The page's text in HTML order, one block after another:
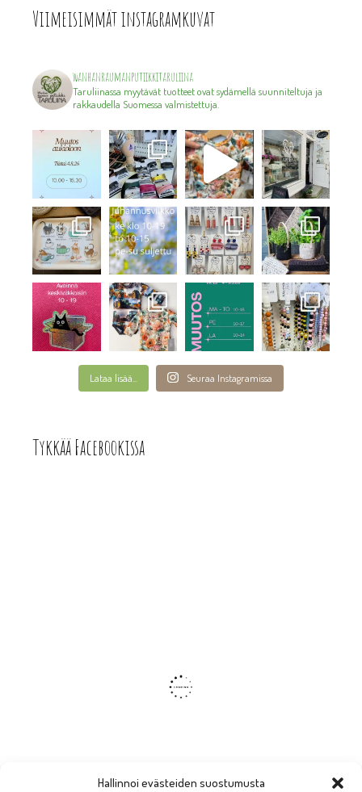
Hallinnoi evästeiden suostumusta
Viimeisimmät instagramkuvat
wanhanraumanputiikkitaruliina
Taruliinassa myytävät tuotteet ovat sydämellä suunniteltuja ja
rakkaudella Suomessa valmistettuja.
Lataa lisää... Seuraa Instagramissa
Tykkää Facebookissa